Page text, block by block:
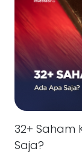
32+ Saham
Saja?